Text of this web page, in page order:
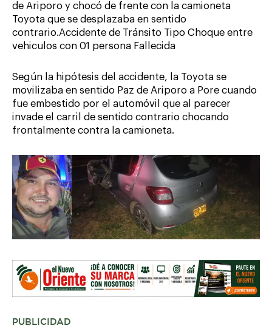
de Ariporo y chocó de frente con la camioneta
Toyota que se desplazaba en sentido
contrario.Accidente de Tránsito Tipo Choque entre
vehiculos con 01 persona Fallecida
Según la hipótesis del accidente, la Toyota se
movilizaba en sentido Paz de Ariporo a Pore cuando
fue embestido por el automóvil que al parecer
invade el carril de sentido contrario chocando
frontalmente contra la camioneta.
PUBLICIDAD